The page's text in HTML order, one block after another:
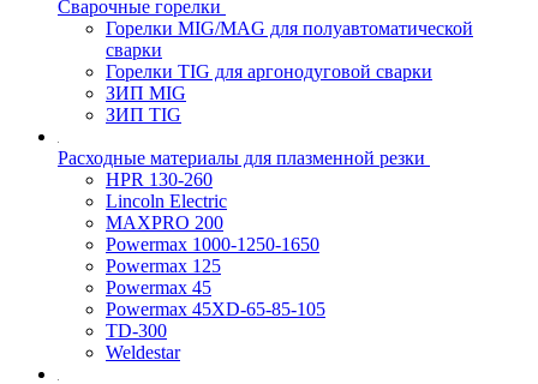
Сварочные горелки
Горелки MIG/MAG для полуавтоматической
сварки
Горелки TIG для аргонодуговой сварки
ЗИП MIG
ЗИП TIG
Расходные материалы для плазменной резки
HPR 130-260
Lincoln Electric
MAXPRO 200
Powermax 1000-1250-1650
Powermax 125
Powermax 45
Powermax 45XD-65-85-105
TD-300
Weldestar